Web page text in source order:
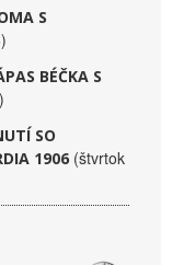
S
BÉČKA S
SO
1906 (štvrtok